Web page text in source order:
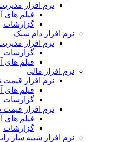
نرم افزار مدیریت گاو شیری
فیلم های
گزارشات
نرم افزار دام سبک
نرم افزار مدیریت دام سبک
گزارشات
فیلم های
نرم افزار مالی
نرم افزار
فیلم های
گزارشات
نرم افزار
فیلم های
گزارشات
نرم افزار شبیه ساز